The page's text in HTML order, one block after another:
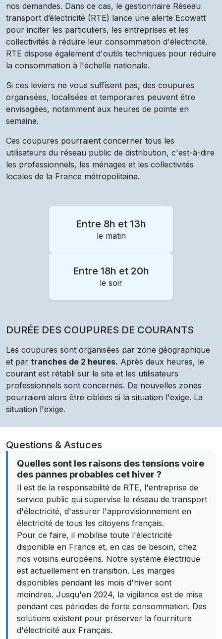
nos demandes. Dans ce cas, le gestionnaire Réseau
transport d’électricité (RTE) lance une alerte Ecowatt
pour inciter les particuliers, les entreprises et les
collectivités à réduire leur consommation d'électricité.
RTE dispose également d'outils techniques pour réduire
la consommation à l'échelle nationale.
Si ces leviers ne vous suffisent pas, des coupures
organisées, localisées et temporaires peuvent être
envisagées, notamment aux heures de pointe en
semaine.
Ces coupures pourraient concerner tous les
utilisateurs du réseau public de distribution, c'est-à-dire
les professionnels, les ménages et les collectivités
locales de la France métropolitaine.
Entre 8h et 13h
le matin
Entre 18h et 20h
le soir
DURÉE DES COUPURES DE COURANTS
Les coupures sont organisées par zone géographique
et par tranches de 2 heures. Après deux heures, le
courant est rétabli sur le site et les utilisateurs
professionnels sont concernés. De nouvelles zones
pourraient alors être ciblées si la situation l'exige. La
situation l'exige.
Questions & Astuces
Quelles sont les raisons des tensions voire
des pannes probables cet hiver ?
Il est de la responsabilité de RTE, l'entreprise de
service public qui supervise le réseau de transport
d'électricité, d'assurer l'approvisionnement en
électricité de tous les citoyens français.
Pour ce faire, il mobilise toute l'électricité
disponible en France et, en cas de besoin, chez
nos voisins européens. Notre système électrique
est actuellement en transition. Les marges
disponibles pendant les mois d'hiver sont
moindres. Jusqu'en 2024, la vigilance est de mise
pendant ces périodes de forte consommation. Des
solutions existent pour préserver la fourniture
d'électricité aux Français.